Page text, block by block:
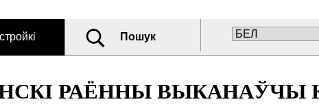
Пошук
РАЁННЫ ВЫКАНАЎЧЫ